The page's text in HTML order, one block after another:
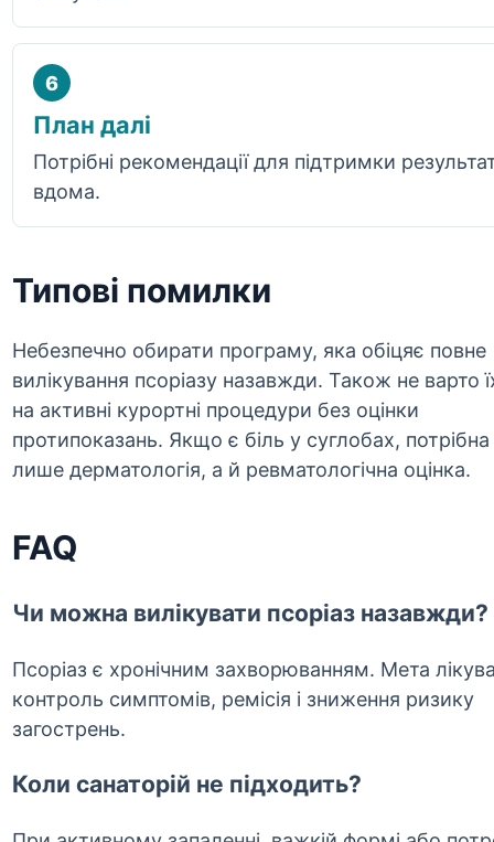
6
План далі
Потрібні рекомендації для підтримки
вдома.
Типові помилки
Небезпечно обирати програму, яка обіцяє повне
вилікування псоріазу назавжди. Також не варто
на активні курортні процедури без оцінки
протипоказань. Якщо є біль у суглобах, потрібна
лише дерматологія, а й ревматологічна оцінка.
FAQ
Чи можна вилікувати псоріаз назавжди?
Псоріаз є хронічним захворюванням. Мета
контроль симптомів, ремісія і зниження ризику
загострень.
Коли санаторій не підходить?